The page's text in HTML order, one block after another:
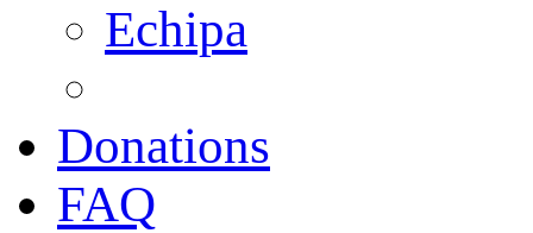
Echipa
Donations
FAQ